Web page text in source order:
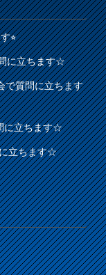
⭐︎
に立ちます☆
で質問に立ちます
に立ちます☆
立ちます☆